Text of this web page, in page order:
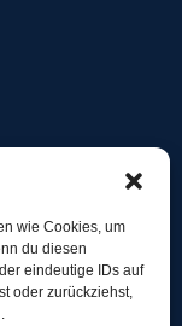
wie Cookies, um
du diesen
eindeutige IDs auf
oder zurückziehst,